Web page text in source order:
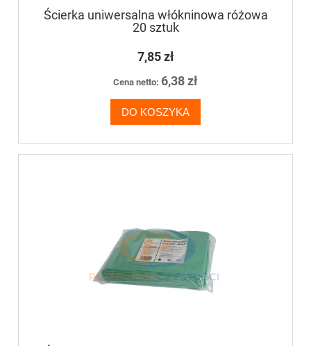
Ścierka uniwersalna włókninowa różowa
20 sztuk
7,85 zł
Cena netto: 6,38 zł
DO KOSZYKA